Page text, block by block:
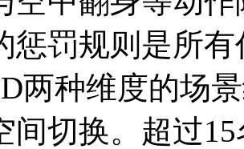
惩罚规则是所
两种维度的场
间切换。超过